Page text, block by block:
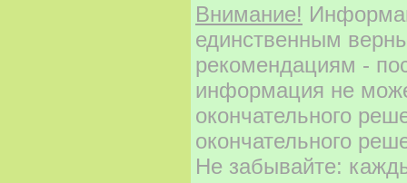
Внимание!
единственным
рекомендациям -
информация не
окончательного
окончательного
Не забывайте: